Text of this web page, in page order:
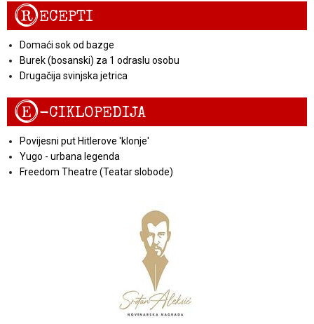
RECEPTI
Domaći sok od bazge
Burek (bosanski) za 1 odraslu osobu
Drugačija svinjska jetrica
E-CIKLOPEDIJA
Povijesni put Hitlerove 'klonje'
Yugo - urbana legenda
Freedom Theatre (Teatar slobode)